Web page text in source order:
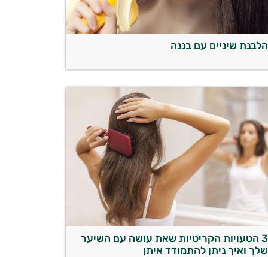
הלבנת שיניים עם בננה
3 הטעויות הקריטיות שאת עושה עם השיער
שלך ואיך ניתן להתמודד איתן